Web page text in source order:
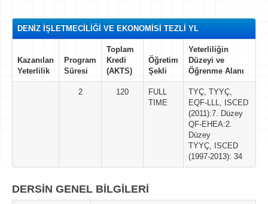
DENİZ İŞLETMECİLİĞİ VE EKONOMİSİ TEZLİ YL
Kazanılan
Yeterlilik
Program
Süresi
Toplam
Kredi
(AKTS)
Öğretim
Şekli
Yeterliliğin
Düzeyi ve
Öğrenme Alanı
2 120
FULL
TIME
TYÇ, TYYÇ,
EQF-LLL, ISCED
(2011):7. Düzey
QF-EHEA:2.
Düzey
TYYÇ, ISCED
(1997-2013): 34
DERSİN GENEL BİLGİLERİ